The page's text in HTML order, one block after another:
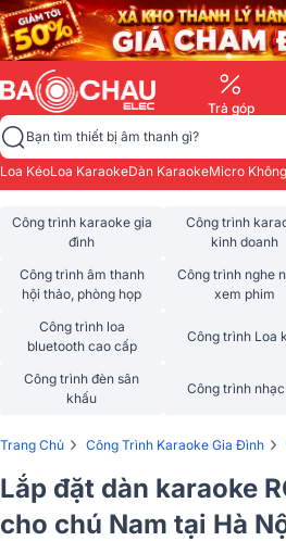
Trả góp
Bạn tìm thiết bị âm thanh gì?
Loa KéoLoa KaraokeDàn KaraokeMicro
Công trình karaoke gia
đình
Công trình
kinh doanh
Công trình âm thanh
hội thảo, phòng họp
Công trình nghe
xem phim
Công trình loa
bluetooth cao cấp
Công trình Loa
Công trình đèn sân
khấu
Công trình
Trang Chủ › Công Trình Karaoke Gia Đình ›
Lắp đặt dàn karaoke
cho chú Nam tại Hà